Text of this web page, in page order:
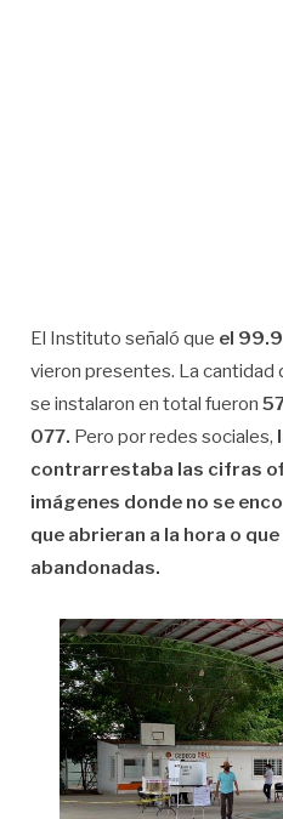
El Instituto señaló que el
vieron presentes. La cantidad
se instalaron en total fueron
077. Pero por redes sociales,
contrarrestaba las cifras
imágenes donde no se
que abrieran a la hora o
abandonadas.